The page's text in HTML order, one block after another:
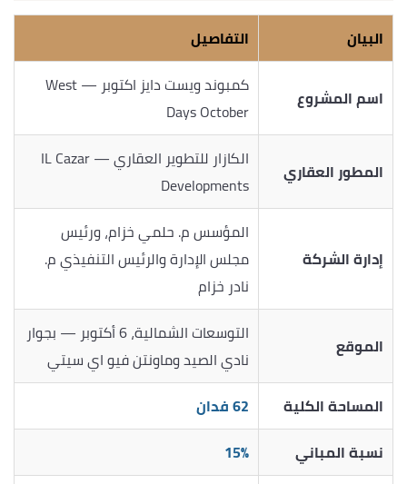
البيان التفاصيل
اسم المشروع
كمبوند ويست دايز اكتوبر — West
Days October
المطور العقاري
الكازار للتطوير العقاري — IL Cazar
Developments
إدارة الشركة
المؤسس م. حلمي خزام، ورئيس
مجلس الإدارة والرئيس التنفيذي م.
نادر خزام
الموقع
التوسعات الشمالية، 6 أكتوبر — بجوار
نادي الصيد وماونتن فيو اي سيتي
المساحة الكلية
62 فدان
نسبة المباني
15%